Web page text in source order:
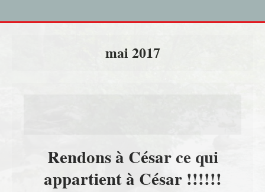
mai 2017
Rendons à César ce qui
appartient à César !!!!!!